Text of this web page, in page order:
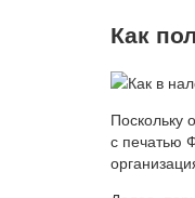
Как
Поскольку
с печатью